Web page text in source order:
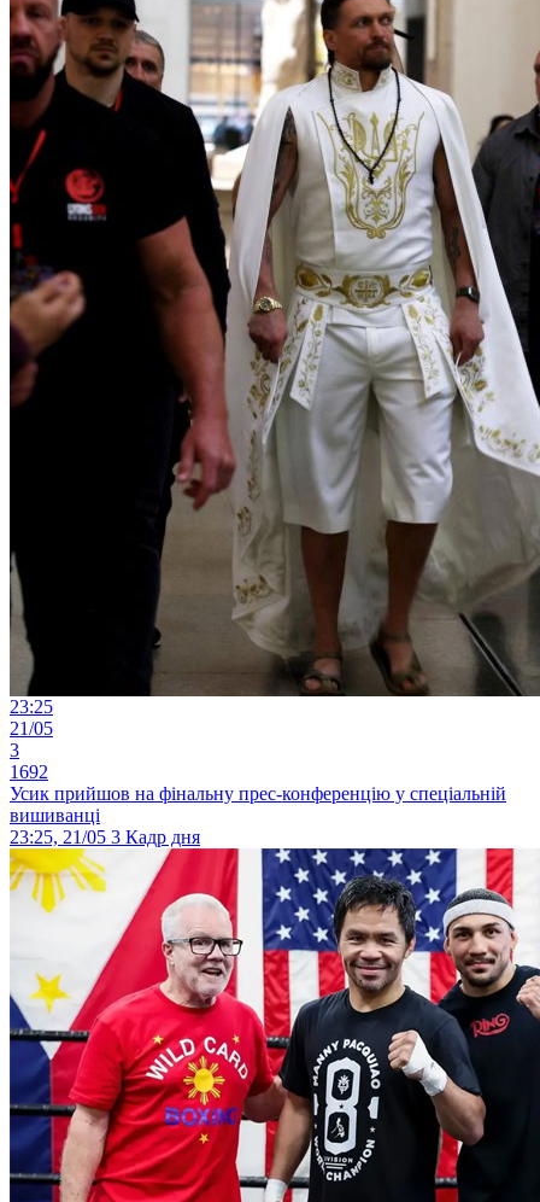
23:25
21/05
3
1692
Усик прийшов на фінальну прес-конференцію у спеціальній
вишиванці
23:25, 21/05 3 Кадр дня